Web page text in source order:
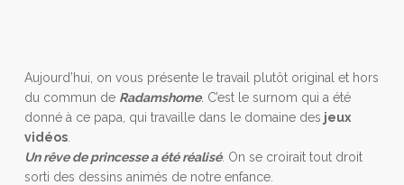
Aujourd’hui, on vous présente le travail plutôt original et hors
du commun de Radamshome. C’est le surnom qui a été
donné à ce papa, qui travaille dans le domaine des jeux
vidéos.
Un rêve de princesse a été réalisé. On se croirait tout droit
sorti des dessins animés de notre enfance.